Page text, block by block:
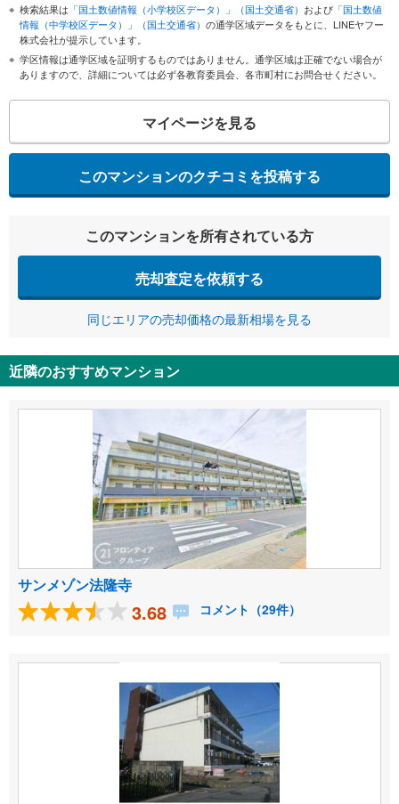
検索結果は 「国土数値情報（小学校区データ）」（国土交通省） および 「国土数値
情報（中学校区データ）」（国土交通省） の通学区域データをもとに、LINEヤフー
株式会社が提示しています。
学区情報は通学区域を証明するものではありません。通学区域は正確でない場合が
ありますので、詳細については必ず各教育委員会、各市町村にお問合せください。
マイページを見る
このマンションのクチコミを投稿する
このマンションを所有されている方
売却査定を依頼する
同じエリアの売却価格の最新相場を見る
近隣のおすすめマンション
サンメゾン法隆寺
3.68 コメント（29件）